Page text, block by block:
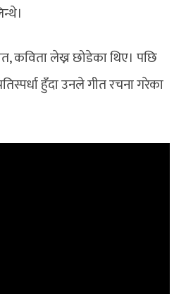
कविता लेख्न छोडेका थिए। पछि
हुँदा उनले गीत रचना गरेका